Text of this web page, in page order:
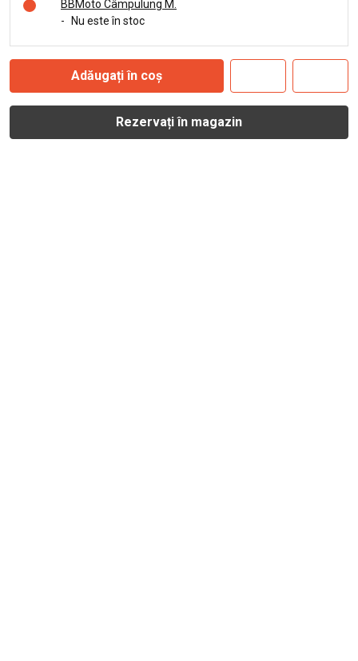
BBMoto Câmpulung M.
-
Nu este în stoc
Adăugați în coș
Rezervați în magazin